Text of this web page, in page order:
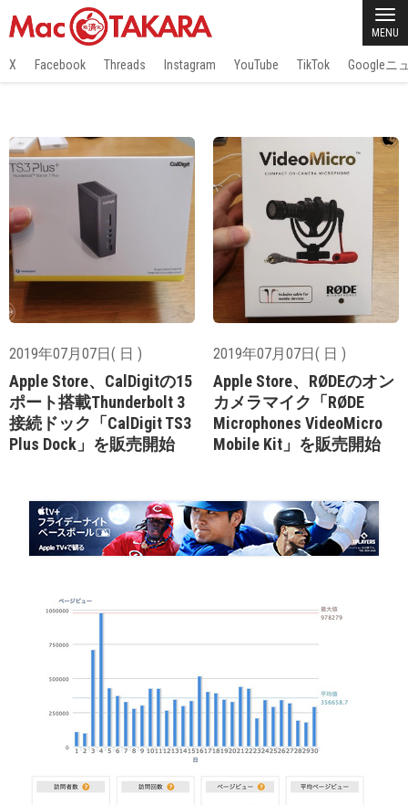
MENU
X Facebook Threads Instagram YouTube TikTok Googleニ
2019年07月07日( 日 )
Apple Store、CalDigitの15
ポート搭載Thunderbolt 3
接続ドック「CalDigit TS3
Plus Dock」を販売開始
2019年07月07日( 日 )
Apple Store、RØDEのオン
カメラマイク「RØDE
Microphones VideoMicro
Mobile Kit」を販売開始